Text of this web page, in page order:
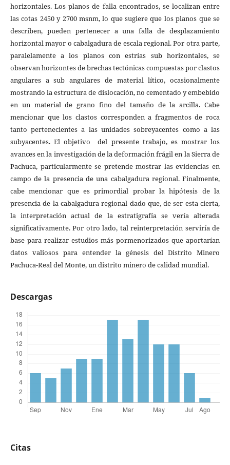
horizontales. Los planos de falla encontrados, se localizan entre
las cotas 2450 y 2700 msnm, lo que sugiere que los planos que se
describen, pueden pertenecer a una falla de desplazamiento
horizontal mayor o cabalgadura de escala regional. Por otra parte,
paralelamente a los planos con estrías sub horizontales, se
observan horizontes de brechas tectónicas compuestas por clastos
angulares a sub angulares de material lítico, ocasionalmente
mostrando la estructura de dislocación, no cementado y embebido
en un material de grano fino del tamaño de la arcilla. Cabe
mencionar que los clastos corresponden a fragmentos de roca
tanto pertenecientes a las unidades sobreyacentes como a las
subyacentes. El objetivo del presente trabajo, es mostrar los
avances en la investigación de la deformación frágil en la Sierra de
Pachuca, particularmente se pretende mostrar las evidencias en
campo de la presencia de una cabalgadura regional. Finalmente,
cabe mencionar que es primordial probar la hipótesis de la
presencia de la cabalgadura regional dado que, de ser esta cierta,
la interpretación actual de la estratigrafía se vería alterada
significativamente. Por otro lado, tal reinterpretación serviría de
base para realizar estudios más pormenorizados que aportarían
datos valiosos para entender la génesis del Distrito Minero
Pachuca-Real del Monte, un distrito minero de calidad mundial.
Descargas
Citas